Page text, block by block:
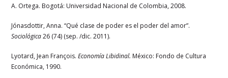
A. Ortega. Bogotá: Universidad Nacional de Colombia, 2008.
Jónasdottir, Anna. “Qué clase de poder es el poder del amor”.
Sociológica26 (74) (sep. /dic. 2011).
Lyotard, Jean François.Economía Libidinal. México: Fondo de Cultura
Económica, 1990.